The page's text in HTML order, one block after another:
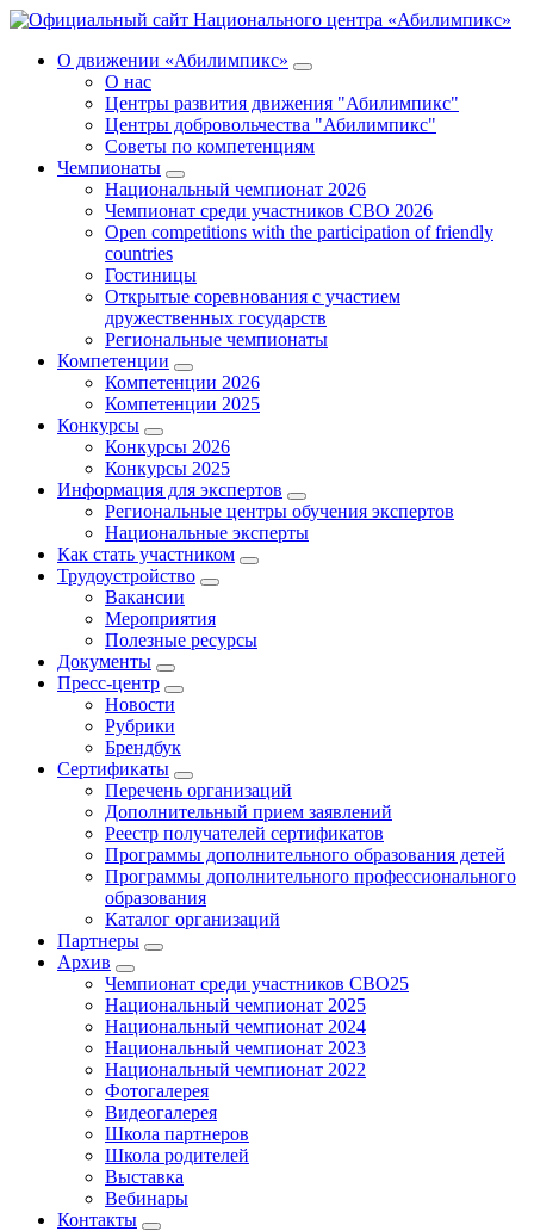
О движении «Абилимпикс»
О нас
Центры развития движения "Абилимпикс"
Центры добровольчества "Абилимпикс"
Советы по компетенциям
Чемпионаты
Национальный чемпионат 2026
Чемпионат среди участников СВО 2026
Open competitions with the participation of friendly
countries
Гостиницы
Открытые соревнования с участием
дружественных государств
Региональные чемпионаты
Компетенции
Компетенции 2026
Компетенции 2025
Конкурсы
Конкурсы 2026
Конкурсы 2025
Информация для экспертов
Региональные центры обучения экспертов
Национальные эксперты
Как стать участником
Трудоустройство
Вакансии
Мероприятия
Полезные ресурсы
Документы
Пресс-центр
Новости
Рубрики
Брендбук
Сертификаты
Перечень организаций
Дополнительный прием заявлений
Реестр получателей сертификатов
Программы дополнительного образования детей
Программы дополнительного профессионального
образования
Каталог организаций
Партнеры
Архив
Чемпионат среди участников СВО25
Национальный чемпионат 2025
Национальный чемпионат 2024
Национальный чемпионат 2023
Национальный чемпионат 2022
Фотогалерея
Видеогалерея
Школа партнеров
Школа родителей
Выставка
Вебинары
Контакты